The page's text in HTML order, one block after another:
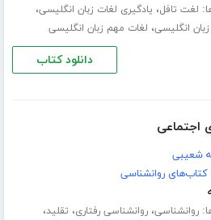
لغت تافل، یادگیری لغات زبان انگلیسی،
انگلیسی، لغات مهم زبان انگلیسی
دانلود کتاب
اجتماعی
شعیبی
کتاب‌های روانشناسی
روانشناسی،روانشناسی رفتاری، تقلید،